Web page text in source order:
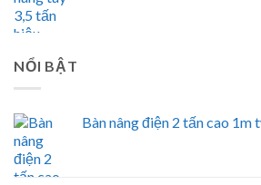
NỔI BẬT
Bàn nâng điện 2 tấn cao